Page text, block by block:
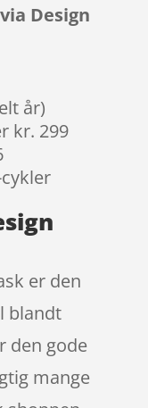
Design
år)
kr. 299
er den
blandt
den gode
mange